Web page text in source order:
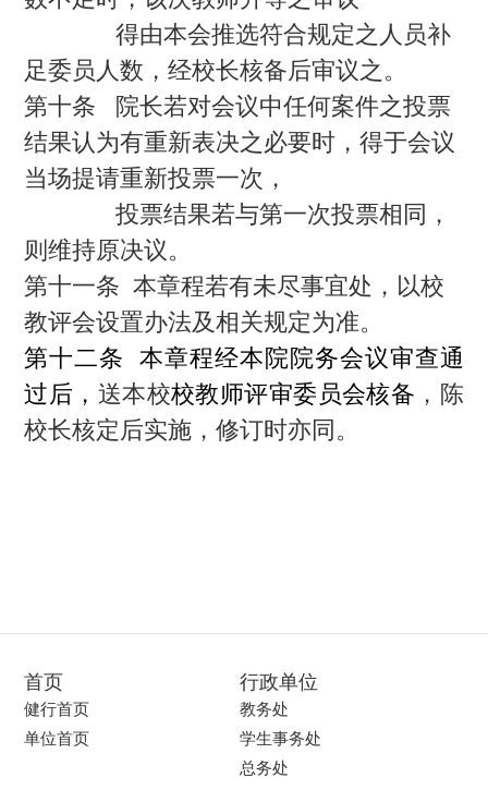
得由本会推选符合规定之人员补
足委员人数，经校长核备后审议之。
第十条 院长若对会议中任何案件之投票
结果认为有重新表决之必要时，得于会议
当场提请重新投票一次，
投票结果若与第一次投票相同，
则维持原决议。
第十一条本章程若有未尽事宜处，以校
教评会设置办法及相关规定为准。
第十二条 本章程经本院院务会议审查通
过后， 送本校校教师评审委员会核备 ，陈
校长核定后实施，修订时亦同。
首页
健行首页
单位首页
行政单位
教务处
学生事务处
总务处